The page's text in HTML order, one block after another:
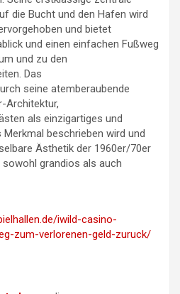
die Bucht und den Hafen wird
und bietet
und einen einfachen Fußweg
und zu den
Das
seine atemberaubende
Architektur,
als einzigartiges und
beschrieben wird und
Ästhetik der 1960er/70er
grandios als auch
iwild-casino-
zum-verlorenen-geld-zuruck/